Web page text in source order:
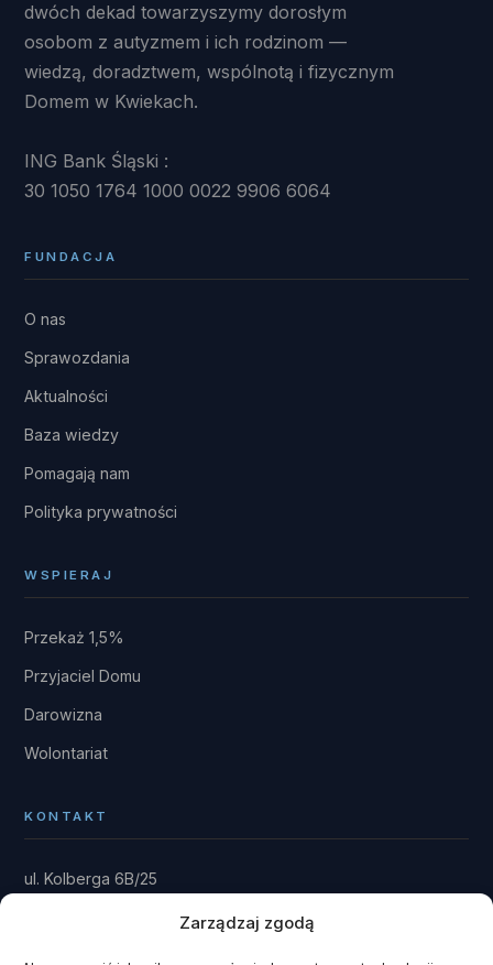
Zarządzaj zgodą
dwóch dekad towarzyszymy dorosłym
osobom z autyzmem i ich rodzinom —
wiedzą, doradztwem, wspólnotą i fizycznym
Domem w Kwiekach.
ING Bank Śląski :
30 1050 1764 1000 0022 9906 6064
FUNDACJA
O nas
Sprawozdania
Aktualności
Baza wiedzy
Pomagają nam
Polityka prywatności
WSPIERAJ
Przekaż 1,5%
Przyjaciel Domu
Darowizna
Wolontariat
KONTAKT
ul. Kolberga 6B/25